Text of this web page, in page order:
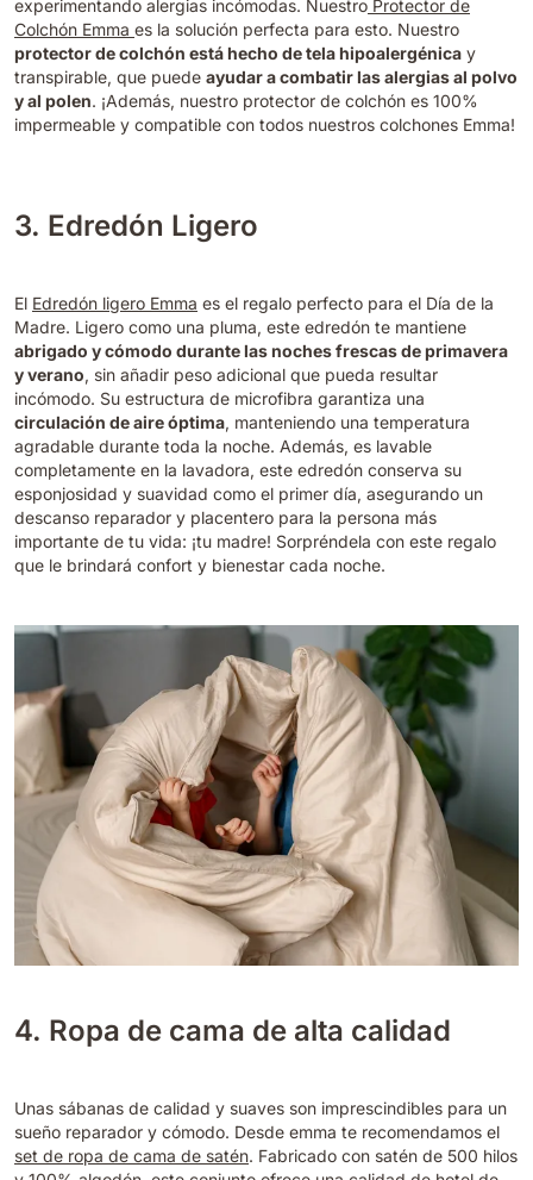
experimentando alergias incómodas. Nuestro Protector de
Colchón Emma es la solución perfecta para esto. Nuestro
protector de colchón está hecho de tela hipoalergénica y
transpirable, que puede ayudar a combatir las alergias al polvo
y al polen. ¡Además, nuestro protector de colchón es 100%
impermeable y compatible con todos nuestros colchones Emma!
3. Edredón Ligero
El Edredón ligero Emma es el regalo perfecto para el Día de la
Madre. Ligero como una pluma, este edredón te mantiene
abrigado y cómodo durante las noches frescas de primavera
y verano, sin añadir peso adicional que pueda resultar
incómodo. Su estructura de microfibra garantiza una
circulación de aire óptima, manteniendo una temperatura
agradable durante toda la noche. Además, es lavable
completamente en la lavadora, este edredón conserva su
esponjosidad y suavidad como el primer día, asegurando un
descanso reparador y placentero para la persona más
importante de tu vida: ¡tu madre! Sorpréndela con este regalo
que le brindará confort y bienestar cada noche.
4. Ropa de cama de alta calidad
Unas sábanas de calidad y suaves son imprescindibles para un
sueño reparador y cómodo. Desde emma te recomendamos el
set de ropa de cama de satén. Fabricado con satén de 500 hilos